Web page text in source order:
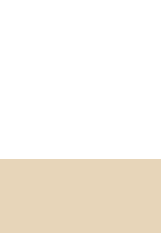
donderdag t/m